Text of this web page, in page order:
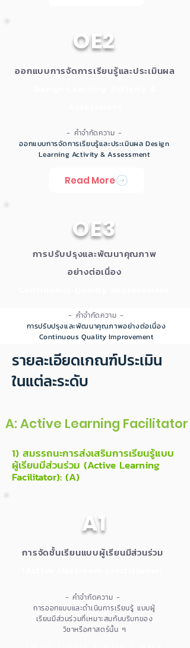
OE2
ออกแบบการจัดการเรียนรู้และประเมินผล
- คำจำกัดความ -
ออกแบบการจัดการเรียนรู้และประเมินผล Design
Learning Activity & Assessment
Read More
OE3
การปรับปรุงและพัฒนาคุณภาพ
อย่างต่อเนื่อง
- คำจำกัดความ -
การปรับปรุงและพัฒนาคุณภาพอย่างต่อเนื่อง
Continuous Quality Improvement
Read More
รายละเอียดเกณฑ์ประเมิน
ในแต่ละระดับ
A: Active Learning Facilitator
1) สมรรถนะการส่งเสริมการเรียนรู้แบบ
ผู้เรียนมีส่วนร่วม (Active Learning
Facilitator): (A)
A1
การจัดชั้นเรียนแบบผู้เรียนมีส่วนร่วม
- คำจำกัดความ -
การออกแบบและดำเนินการเรียนรู้ แบบผู้
เรียนมีส่วนร่วมที่เหมาะสมกับบริบทของ
วิชาหรือศาสตร์นั้น ๆ